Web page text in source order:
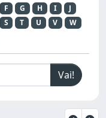
F G H I
J
S T U V
W